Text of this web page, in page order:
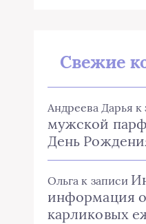
Свежие
Андреева Дарья к
мужской
День
Ольга к записи
информация
карликовых